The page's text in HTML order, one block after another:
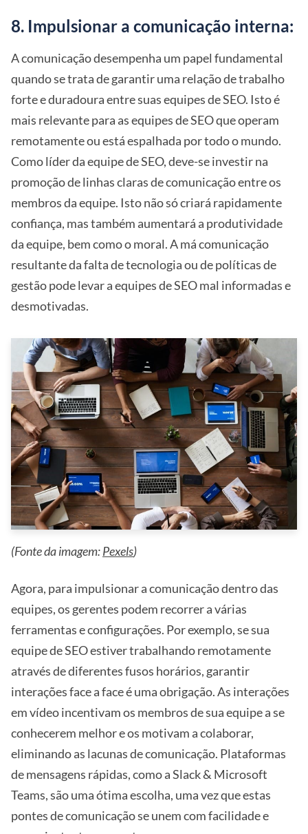
8. Impulsionar a comunicação interna:
A comunicação desempenha um papel fundamental
quando se trata de garantir uma relação de trabalho
forte e duradoura entre suas equipes de SEO. Isto é
mais relevante para as equipes de SEO que operam
remotamente ou está espalhada por todo o mundo.
Como líder da equipe de SEO, deve-se investir na
promoção de linhas claras de comunicação entre os
membros da equipe. Isto não só criará rapidamente
confiança, mas também aumentará a produtividade
da equipe, bem como o moral. A má comunicação
resultante da falta de tecnologia ou de políticas de
gestão pode levar a equipes de SEO mal informadas e
desmotivadas.
(Fonte da imagem:Pexels)
Agora, para impulsionar a comunicação dentro das
equipes, os gerentes podem recorrer a várias
ferramentas e configurações. Por exemplo, se sua
equipe de SEO estiver trabalhando remotamente
através de diferentes fusos horários, garantir
interações face a face é uma obrigação. As interações
em vídeo incentivam os membros de sua equipe a se
conhecerem melhor e os motivam a colaborar,
eliminando as lacunas de comunicação. Plataformas
de mensagens rápidas, como a Slack & Microsoft
Teams, são uma ótima escolha, uma vez que estas
pontes de comunicação se unem com facilidade e